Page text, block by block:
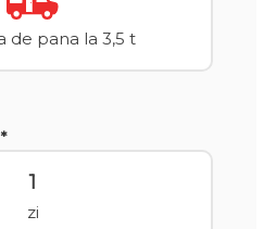
de pana la 3,5 t
1
zi